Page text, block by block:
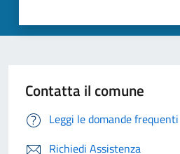
Contatta il comune
Leggi le domande frequenti
Richiedi Assistenza